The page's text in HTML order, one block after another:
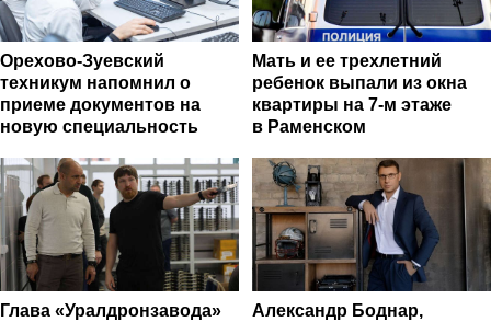
Орехово-Зуевский
техникум напомнил о
приеме документов на
новую специальность
Мать и ее трехлетний
ребенок выпали из окна
квартиры на 7-м этаже
в Раменском
Глава «Уралдронзавода»
Александр Боднар,